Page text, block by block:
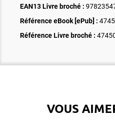
EAN13 Livre broché :
Référence eBook [ePub] :
Référence Livre broché :
VOUS